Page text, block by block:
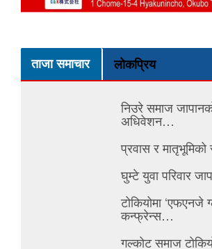
ताजा समाचार लोकप्रिय
निउरे समाज
अधिवेशन…
प्रवास र
घुम्टे युवा परिवार
टोकियोमा ‘एफएनजे
कन्फ्रेन्स…
गल्कोट समाज